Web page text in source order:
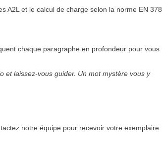
A2L et le calcul de charge selon la norme EN 378
chaque paragraphe en profondeur pour vous
et laissez-vous guider. Un mot mystère vous y
notre équipe pour recevoir votre exemplaire.